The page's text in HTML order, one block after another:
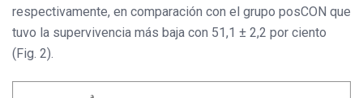
respectivamente, en comparación con el grupo posCON que
tuvo la supervivencia más baja con 51,1 ± 2,2 por ciento
(Fig. 2).